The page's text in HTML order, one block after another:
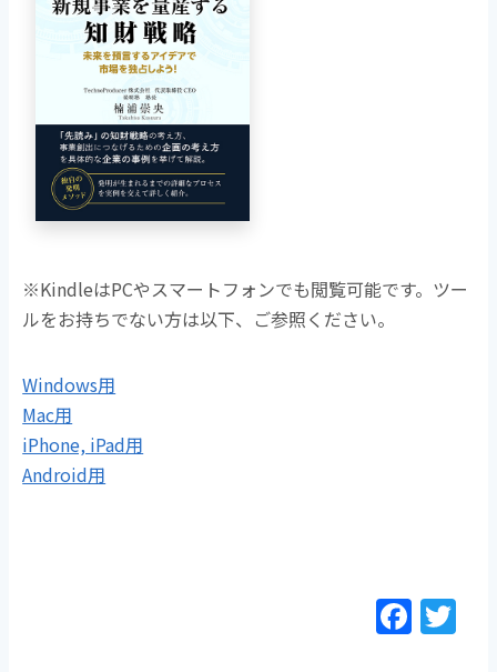
※KindleはPCやスマートフォンでも閲覧可能です。ツー
ルをお持ちでない方は以下、ご参照ください。
Windows用
Mac用
iPhone, iPad用
Android用
F
a